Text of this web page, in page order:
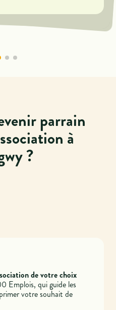
parrain
à
?
de votre choix
Emplois, qui guide les
votre souhait de